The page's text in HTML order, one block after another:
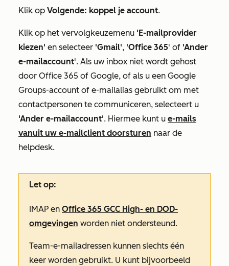
Klik op Volgende: koppel je account.
Klik op het vervolgkeuzemenu 'E-mailprovider
kiezen' en selecteer 'Gmail', 'Office 365' of 'Ander
e-mailaccount'. Als uw inbox niet wordt gehost
door Office 365 of Google, of als u een Google
Groups-account of e-mailalias gebruikt om met
contactpersonen te communiceren, selecteert u
'Ander e-mailaccount'. Hiermee kunt u e-mails
vanuit uw e-mailclient doorsturen naar de
helpdesk.
Let op:
IMAP en Office 365 GCC High- en DOD-
omgevingen worden niet ondersteund.
Team-e-mailadressen kunnen slechts één
keer worden gebruikt. U kunt bijvoorbeeld